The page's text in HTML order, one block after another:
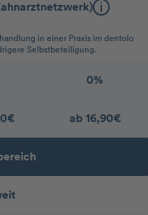
in einer Praxis im dentolo
Selbstbeteiligung.
0%
ab 16,90€